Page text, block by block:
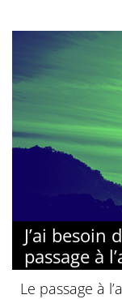
J’ai besoin
passage à
Le passage à